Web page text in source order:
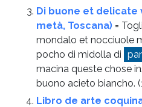
Di buone et delicate
metà, Toscana) =
mondalo et nocciuole
pocho di midolla di
macina queste chose
buono acieto biancho.
Libro de arte